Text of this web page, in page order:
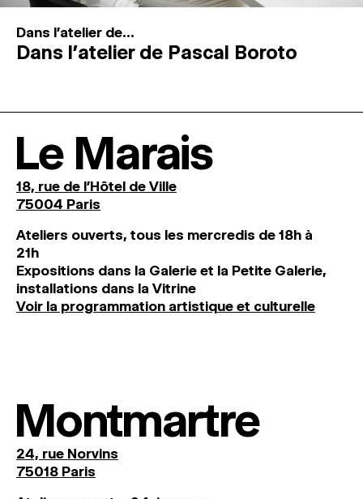
Dans l'atelier de...
Dans l’atelier de Pascal Boroto
Le Marais
18, rue de l'Hôtel de Ville
75004 Paris
Ateliers ouverts, tous les mercredis de 18h à
21h
Expositions dans la Galerie et la Petite Galerie,
installations dans la Vitrine
Voir la programmation artistique et culturelle
Montmartre
24, rue Norvins
75018 Paris